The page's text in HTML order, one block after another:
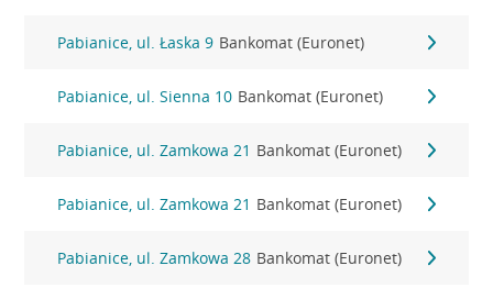
Pabianice, ul. Łaska 9 Bankomat (Euronet)
Pabianice, ul. Sienna 10 Bankomat (Euronet)
Pabianice, ul. Zamkowa 21 Bankomat (Euronet)
Pabianice, ul. Zamkowa 21 Bankomat (Euronet)
Pabianice, ul. Zamkowa 28 Bankomat (Euronet)